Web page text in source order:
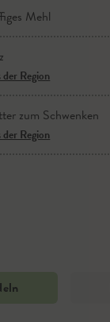
Mehl
der Region
zum Schwenken
der Region